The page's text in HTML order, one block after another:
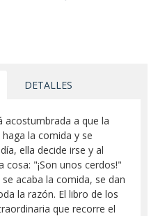
DETALLES
acostumbrada a que la
la comida y se
ella decide irse y al
cosa: "¡Son unos cerdos!"
acaba la comida, se dan
la razón. El libro de los
que recorre el